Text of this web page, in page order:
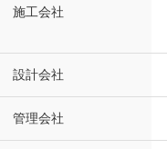
施工会社
設計会社
管理会社